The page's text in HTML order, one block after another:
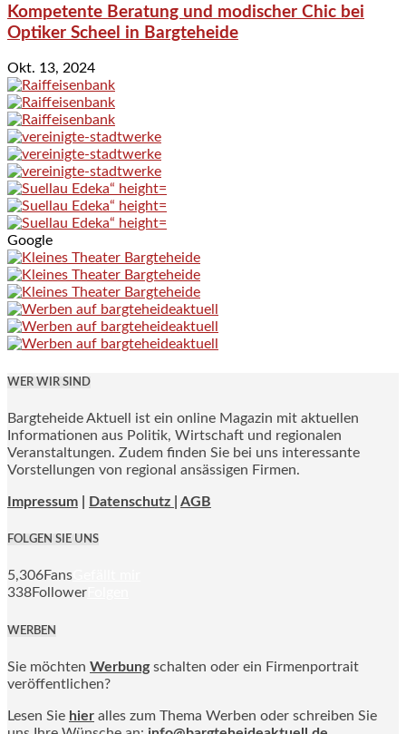
Kompetente Beratung und modischer Chic bei
Optiker Scheel in Bargteheide
Okt. 13, 2024
Google
WER WIR SIND
Bargteheide Aktuell ist ein online Magazin mit aktuellen
Informationen aus Politik, Wirtschaft und regionalen
Veranstaltungen. Zudem finden Sie bei uns interessante
Vorstellungen von regional ansässigen Firmen.
Impressum Datenschutz | AGB
FOLGEN SIE UNS
5,306Fans
338Follower
WERBEN
Sie möchten Werbung schalten oder ein Firmenportrait
veröffentlichen?
Lesen Sie hier alles zum Thema Werben oder schreiben Sie